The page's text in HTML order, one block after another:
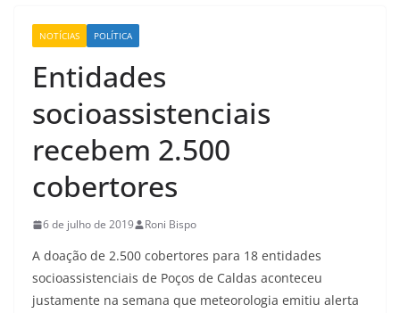
NOTÍCIAS POLÍTICA
Entidades
socioassistenciais
recebem 2.500
cobertores
6 de julho de 2019 Roni Bispo
A doação de 2.500 cobertores para 18 entidades
socioassistenciais de Poços de Caldas aconteceu
justamente na semana que meteorologia emitiu alerta